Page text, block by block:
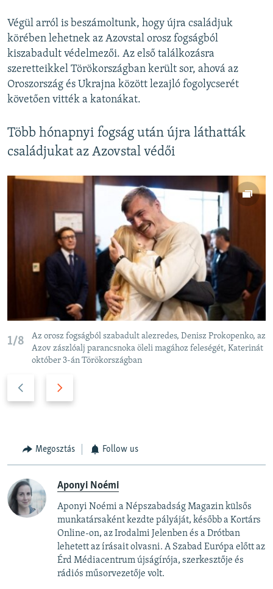
Auto 240p 360p 480p
720p 1080p
360p
480p
720p
1080p
Végül arról is beszámoltunk, hogy újra családjuk
körében lehetnek az Azovstal orosz fogságból
kiszabadult védelmezői. Az első találkozásra
szeretteikkel Törökországban került sor, ahová az
Oroszország és Ukrajna között lezajló fogolycserét
követően vitték a katonákat.
Több hónapnyi fogság után újra láthatták
családjukat az Azovstal védői
1/8
Az orosz fogságból szabadult alezredes, Denisz Prokopenko, az
Azov zászlóalj parancsnoka öleli magához feleségét, Katerinát
október 3-án Törökországban
s
s
l
e
Megosztás Follow us
Aponyi Noémi
Aponyi Noémi a Népszabadság Magazin külsős
munkatársaként kezdte pályáját, később a Kortárs
Online-on, az Irodalmi Jelenben és a Drótban
lehetett az írásait olvasni. A Szabad Európa előtt az
Érd Médiacentrum újságírója, szerkesztője és
rádiós műsorvezetője volt.